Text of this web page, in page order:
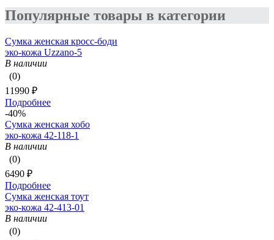
Популярные товары в категории
Сумка женская кросс-боди
эко-кожа Uzzano-5
В наличии
(0)
11990 ₽
Подробнее
-40%
Сумка женская хобо
эко-кожа 42-118-1
В наличии
(0)
6490 ₽
Подробнее
Сумка женская тоут
эко-кожа 42-413-01
В наличии
(0)